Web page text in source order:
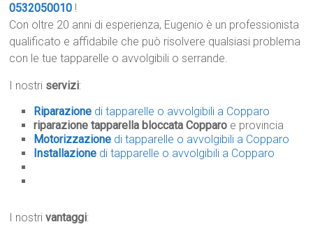
0532050010 !
Con oltre 20 anni di esperienza, Eugenio è un professionista
qualificato e affidabile che può risolvere qualsiasi problema
con le tue tapparelle o avvolgibili o serrande.
I nostri servizi:
Riparazione di tapparelle o avvolgibili a Copparo
riparazione tapparella bloccata Copparo e provincia
Motorizzazione di tapparelle o avvolgibili a Copparo
Installazione di tapparelle o avvolgibili a Copparo
I nostrivantaggi: